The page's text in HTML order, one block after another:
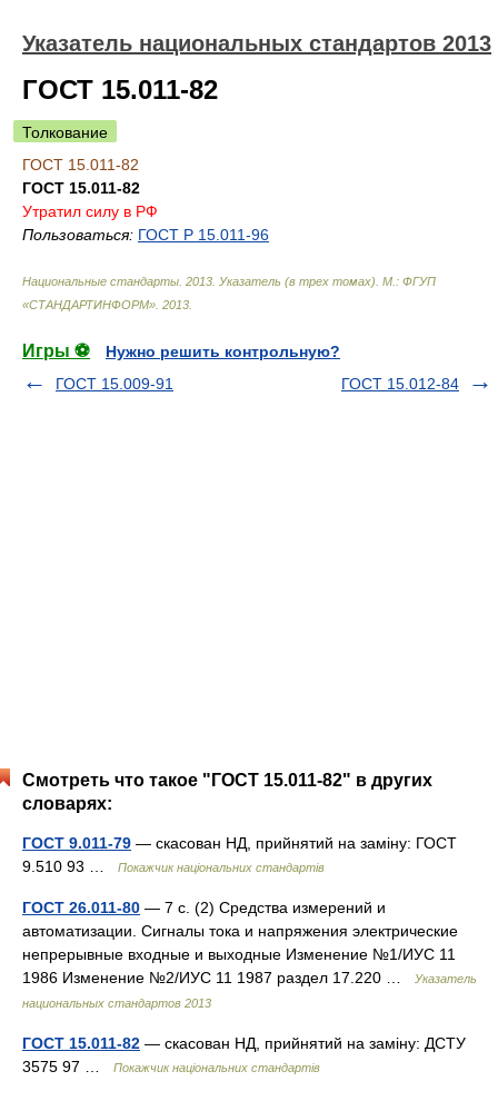
Указатель национальных стандартов 2013
ГОСТ 15.011-82
Толкование
ГОСТ 15.011-82
ГОСТ 15.011-82
Утратил силу в РФ
Пользоваться: ГОСТ Р 15.011-96
Национальные стандарты. 2013. Указатель (в трех томах). М.: ФГУП
«СТАНДАРТИНФОРМ» 2013
Игры ⚽
Нужно решить контрольную?
ГОСТ 15.009-91
ГОСТ 15.012-84
Смотреть что такое "ГОСТ 15.011-82" в других
словарях:
ГОСТ 9.011-79 — скасован НД, прийнятий на заміну: ГОСТ
9.510 93 …
Покажчик національних стандартів
ГОСТ 26.011-80 — 7 с. (2) Средства измерений и
автоматизации. Сигналы тока и напряжения электрические
непрерывные входные и выходные Изменение №1/ИУС 11
1986 Изменение №2/ИУС 11 1987 раздел 17.220 …
Указатель
национальных стандартов 2013
ГОСТ 15.011-82 — скасован НД, прийнятий на заміну: ДСТУ
3575 97 …
Покажчик національних стандартів